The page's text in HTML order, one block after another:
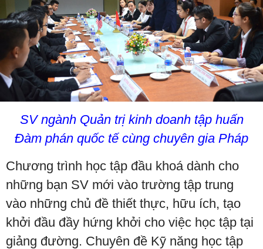
SV ngành Quản trị kinh doanh tập huấn
Đàm phán quốc tế cùng chuyên gia Pháp
Chương trình học tập đầu khoá dành cho
những bạn SV mới vào trường tập trung
vào những chủ đề thiết thực, hữu ích, tạo
khởi đầu đầy hứng khởi cho việc học tập tại
giảng đường. Chuyên đề Kỹ năng học tập